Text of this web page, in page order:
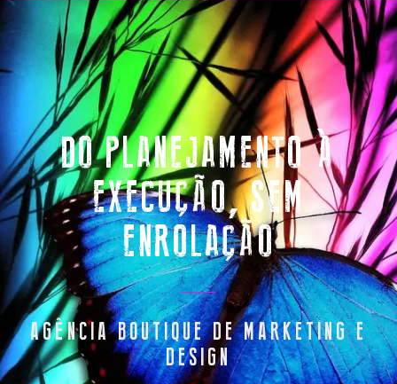
DO PLANEJAMENTO À
EXECUÇÃO, SEM
ENROLAÇÃO
AGÊNCIA BOUTIQUE DE MARKETING E
DESIGN